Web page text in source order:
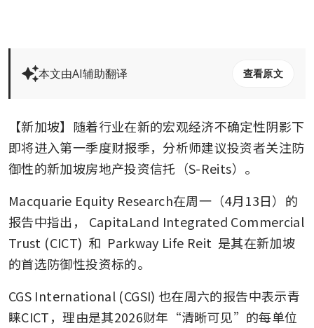
本文由AI辅助翻译 查看原文
【新加坡】随着行业在新的宏观经济不确定性阴影下
即将进入第一季度财报季，分析师建议投资者关注防
御性的新加坡房地产投资信托（S-Reits）。
Macquarie Equity Research在周一（4月13日）的
报告中指出，
CapitaLand Integrated Commercial
Trust (CICT) 和 Parkway Life Reit 是其在新加坡
的首选防御性投资标的。
CGS International (CGSI) 也在周六的报告中表示青
睐CICT，理由是其2026财年“清晰可见”的每单位